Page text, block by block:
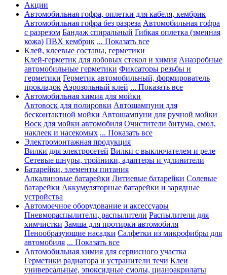
Акции
Автомобильная гофра, оплетки для кабеля, кембрик
Автомобильная гофра без разреза Автомобильная гофра
с разрезом Бандаж спиральный Гибкая оплетка (змеиная
кожа) ПВХ кембрик ... Показать все
Клей, клеевые составы, герметики
Клей-герметик для лобовых стекол и химия Анаэробные
автомобильные герметики Фиксаторы резьбы и
герметики Герметик автомобильный, формирователь
прокладок Аэрозольный клей ... Показать все
Автомобильная химия для мойки
Автовоск для полировки Автошампуни для
бесконтактной мойки Автошампуни для ручной мойки
Воск для мойки автомобиля Очистители битума, смол,
наклеек и насекомых ... Показать все
Электромонтажная продукция
Вилки для электросетей Вилки с выключателем и реле
Сетевые шнуры, тройники, адаптеры и удлинители
Батарейки, элементы питания
Алкалиновые батарейки Литиевые батарейки Солевые
батарейки Аккумуляторные батарейки и зарядные
устройства
Автомоечное оборудование и аксессуары
Пневмораспылители, распылители Распылители для
химчистки Замша для протирки автомобиля
Пенообразующие насадки Салфетки из микрофибры для
автомобиля ... Показать все
Автомобильная химия для сервисного участка
Герметики радиатора и устранители течи Клеи
универсальные, эпоксидные смолы, цианоакрилаты